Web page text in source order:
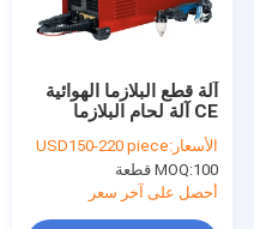
جولة في المعمل
اتصل بنا
اطلب اقتباس
آلة قطع البلازما الهوائية
CE آلة لحام البلازما
الصغيرة 12 كجم
الأسعار:USD150-220 piece
MOQ:100 قطعة
أحصل على آخر سعر